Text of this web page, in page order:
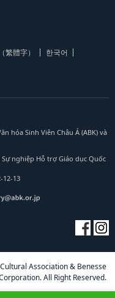
繁體字）
한국어
hóa Sinh Viên Châu Á (ABK) và
Sự nghiệp Hỗ trợ Giáo dục Quốc
12-13
Association & Benesse
All Right Reserved.